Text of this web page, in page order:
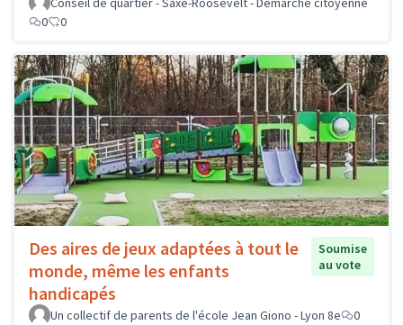
0
0
Des aires de jeux adaptées à tout le
monde, même les enfants
handicapés
Soumise
au vote
Un collectif de parents de l'école Jean Giono - Lyon 8e
0